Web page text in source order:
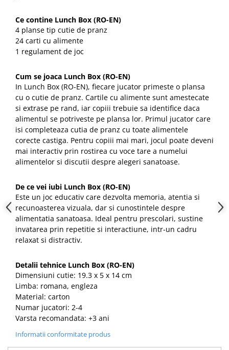
Ce contine Lunch Box (RO-EN)
4 planse tip cutie de pranz
24 carti cu alimente
1 regulament de joc
Cum se joaca Lunch Box (RO-EN)
In Lunch Box (RO-EN), fiecare jucator primeste o plansa
cu o cutie de pranz. Cartile cu alimente sunt amestecate
si extrase pe rand, iar copiii trebuie sa identifice daca
alimentul se potriveste pe plansa lor. Primul jucator care
isi completeaza cutia de pranz cu toate alimentele
corecte castiga. Pentru copiii mai mari, jocul poate deveni
mai interactiv prin rostirea cu voce tare a numelui
alimentelor si discutii despre alegeri sanatoase.
De ce vei iubi Lunch Box (RO-EN)
Este un joc educativ care dezvolta memoria, atentia si
recunoasterea vizuala, dar si cunostintele despre
alimentatia sanatoasa. Ideal pentru prescolari, sustine
invatarea prin repetitie si interactiune, intr-un cadru
relaxat si distractiv.
Detalii tehnice Lunch Box (RO-EN)
Dimensiuni cutie: 19.3 x 5 x 14 cm
Limba: romana, engleza
Material: carton
Numar jucatori: 2-4
Varsta recomandata: +3 ani
Informatii conformitate produs